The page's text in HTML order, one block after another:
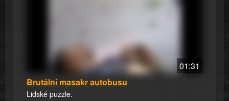
01:31
Brutální masakr autobusu
Lidské puzzle.